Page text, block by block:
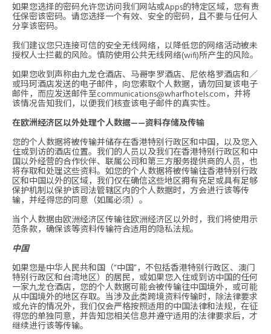
如果您选择的密码允许您访问我们网站或Apps的特定区域，您有责
任保密该密码。请您选择一个有效、安全的密码，且不要与任何人
分享该密码。
我们建议您只连接可信的安全无线网络，以降低您的网络活动被未
授权人士拦截的风险。慎防使用公共无线网络(wifi)所产生的风险。
如果您收到声称由九龙仓酒店、马哥孛罗酒店、尼依格罗酒店和／
或玛珂酒店发送的电子邮件，向您索取个人数据，请勿回复该电子
邮件，而应发送邮件至communications@wharfhotels.com，并将
该情况告知我们，以便我们核查该电子邮件的真实性。
在欧洲经济区以外处理个人数据——资料存储及传输
您的个人数据将被传输并储存在香港特别行政区和中国，以及您入
住或到访的酒店位置。我们的人员以及我们在香港特别行政区和中
国以外经营的合作伙伴、联属公司和第三方服务提供商的人员，也
将存取和处理这些资料。如您的个人数据将被传输往香港特别行政
区和中国以外的区域，我们仅在确信这些地区拥有充足或具有足够
保护机制以保护该司法管辖区内的个人数据时，方会进行该等传
输，并经得您的同意（如属必须）。
当个人数据由欧洲经济区传输往欧洲经济区以外时，我们将使用示
范条款，确保该等资料传输符合适用的隐私法规。
中国
如果您是中华人民共和国（“中国”，不包括香港特别行政区、澳门
特别行政区和台湾地区）的居民，或如果您入住或到访中国的任何
一家九龙仓酒店，您的个人数据可能会被传输往中国境外，或可能
从中国境外的地区存取。当涉及此类跨境资料传输时，除法律要求
或允许的情况外，我们仅会严格按照适用的中国法律和法规，在征
得您的单独同意，并告知您相关信息并遵守适用的法律要求后，才
继续进行该等传输。